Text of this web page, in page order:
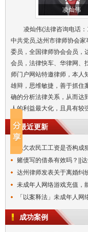
凌灿伟
凌灿伟(法律咨询电话
中共党员,达州市律师协会
委员，全国律师协会会员，
会员，法律快车、华律网、
师门户网站特邀律师，本人
雄辩，思维敏捷，善于抓住
确的分析法律关系，从而达
人的利益最大化，且具有较
最近更新
恋爱分手经济纠纷如何解
达州市律师发表民间借贷
依法惩治拒不支付劳动报
拖欠农民工工资是否构成
赌债写的借条有效吗？||达
恋爱分手经济纠纷如何解
成功案例